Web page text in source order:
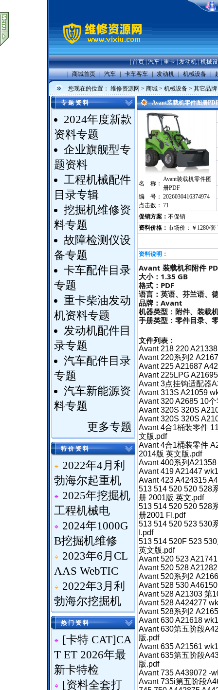
|首页|汽车|重卡|发动机|机械
| 商城首页 | 汽车 | 卡车客车 | 发动机 | 机械设备 |
您现在的位置： 维修资源网 > 商城 > 机械设备 > 其它品牌
专 题 资 料
2024年度新款
资料专题
企业旗舰型专
题资料
工程机械配件
目录专辑
挖掘机维修资
料专题
故障检测仪设
备专题
卡车配件目录
专题
重卡柴油发动
机资料专题
发动机配件目
录专题
汽车配件目录
专题
汽车新能源资
料专题
更多专题
特 价 资 料
2022年4月利
勃海尔起重机
2025年挖掘机
工程机械电
2024年1000G
B挖掘机维修
2023年6月CL
AAS WebTIC
2022年3月利
勃海尔挖掘机
热 门 资 料
[卡特 CAT]CA
T ET 2026年最
新卡特检
[资料全套打
Avant装载机零件图册
名 称：
Avant装载机零件图
册PDF
编 号： 2026030416374974
点击数： 71
促销方案： 不促销
资料价格： 市场价：￥1280/
资料说明：
Avant 装载机和附件
大小：1.35 GB
格式：PDF
语言：英语、芬兰语、
品牌：Avant
机器类型：附件、装载
手册类型：零件目录、
文件列表：
Avant 218 220
Avant 220系列2
Avant 225 A21687
Avant 225LPG
Avant 3点挂钩适配器
Avant 313S A21059
Avant 320 A2685 10
Avant 320S 320S
Avant 320S 320S
Avant 4合1桶装零件
文版.pdf
Avant 4合1桶装零件
2014版 英文版.pdf
Avant 400系列
Avant 419 A21447
Avant 423 A424315
513 514 520 520 528
册 2001版 英文.pdf
513 514 520 520 528
册2001 FI.pdf
513 514 520 523 530
I.pdf
513 514 520F 523
英文版.pdf
Avant 520 523
Avant 520 528
Avant 520系列2
Avant 528 530
Avant 528 A21303 第
Avant 528 A424277
Avant 528系列2
Avant 630 A21618
Avant 630第五阶段
版.pdf
Avant 635 A21561
Avant 635第五阶段
版.pdf
Avant 735 A439072 -
Avant 735i第五阶段